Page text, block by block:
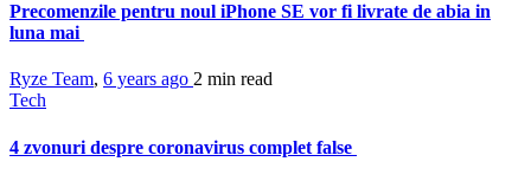
Precomenzile pentru noul iPhone SE vor fi livrate de abia in
luna mai
Ryze Team, 6 years ago 2 min read
Tech
4 zvonuri despre coronavirus complet false